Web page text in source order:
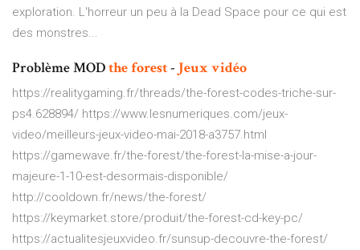
exploration. L'horreur un peu à la Dead Space pour ce qui est
des monstres...
Problème MODtheforest- Jeux vidéo
https://realitygaming.fr/threads/the-forest-codes-triche-sur-
ps4.628894/ https://www.lesnumeriques.com/jeux-
video/meilleurs-jeux-video-mai-2018-a3757.html
https://gamewave.fr/the-forest/the-forest-la-mise-a-jour-
majeure-1-10-est-desormais-disponible/
http://cooldown.fr/news/the-forest/
https://keymarket.store/produit/the-forest-cd-key-pc/
https://actualitesjeuxvideo.fr/sunsup-decouvre-the-forest/